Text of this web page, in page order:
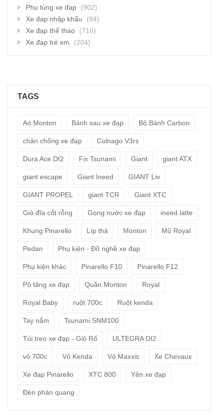
Phụ tùng xe đạp
(902)
Xe đạp nhập khẩu
(84)
Xe đạp thể thao
(716)
Xe đạp trẻ em
(204)
TAGS
Aó Monton Bánh sau xe đạp Bộ Bánh Carbon
chân chống xe đạp Colnago V3rs
Dura Ace DI2 Fix Tsunami Giant giant ATX
giant escape Giant Ineed GIANT Liv
GIANT PROPEL giant TCR Giant XTC
Giò đĩa cốt rỗng Gọng nước xe đạp ineed latte
Khung Pinarello Líp thả Monton Mũ Royal
Pedan Phụ kiện - Đồ nghề xe đạp
Phụ kiện khác Pinarello F10 Pinarello F12
Pô tăng xe đạp Quần Monton Royal
Royal Baby ruột 700c Ruột kenda
Tay nắm Tsunami SNM100
Túi treo xe đạp - Giỏ Rổ ULTEGRA DI2
vỏ 700c Vỏ Kenda Vỏ Maxxis Xe Chevaux
Xe đạp Pinarello XTC 800 Yên xe đạp
Đèn phản quang